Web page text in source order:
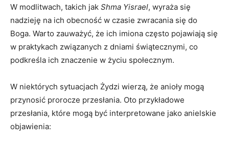
W modlitwach, takich jak Shma Yisrael, wyraża się
nadzieję na ich obecność w czasie zwracania się do
Boga. Warto zauważyć, że ich imiona często pojawiają się
w praktykach związanych z dniami świątecznymi, co
podkreśla ich znaczenie w życiu społecznym.
W niektórych sytuacjach Żydzi wierzą, że anioły mogą
przynosić prorocze przesłania. Oto przykładowe
przesłania, które mogą być interpretowane jako anielskie
objawienia: